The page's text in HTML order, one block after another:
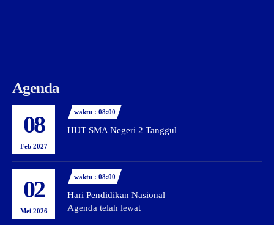
Agenda
08
Feb 2027
waktu : 08:00
HUT SMA Negeri 2 Tanggul
02
Mei 2026
waktu : 08:00
Hari Pendidikan Nasional
Agenda telah lewat